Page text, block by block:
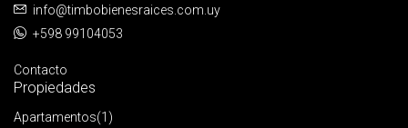
info@timbobienesraices.com.uy
+598 99104053
Contacto
Propiedades
Apartamentos(1)